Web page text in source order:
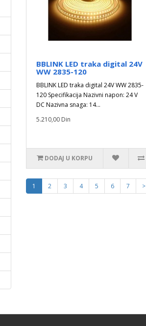
BBLINK LED traka digital 24V
WW 2835-120
BBLINK LED traka digital 24V WW 2835-
120 Specifikacija Nazivni napon: 24 V
DC Nazivna snaga: 14...
5.210,00 Din
DODAJ U KORPU
1 2 3 4 5 6 7 >